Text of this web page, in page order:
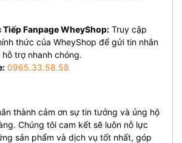
Fanpage WheyShop: Truy cập
thức của WheyShop để gửi tin nhắn
trợ nhanh chóng.
0965.33.58.58
thành cảm ơn sự tin tưởng và ủng hộ
Chúng tôi cam kết sẽ luôn nỗ lực
sản phẩm và dịch vụ tốt nhất, góp